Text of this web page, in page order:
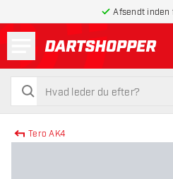
Afsendt inden
tilbage til
søg
søg
Tero AK4